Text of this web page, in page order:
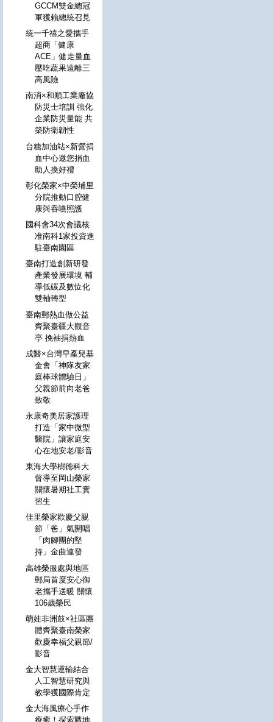
GCCM雙金總冠
軍獲賴總統召見
統一千禧之愛攜手
超商「健康
ACE」健走量血
壓吃蔬果遠離三
高風險
南消×和順工業廠協
防災士培訓 強化
企業防災量能 共
築防衛韌性
台糖加油站×新營捐
血中心邀您捐血
助人換好禮
彰化榮家×中榮埔里
分院推動口腔健
康與吞嚥照護
國科會34次會議核
准南科1家投資進
駐臺南園區
臺南打造創新研發
產業發展環境 輔
導低碳及數位化
雙軸轉型
臺南郵熱血做公益
齊聚臺疆大觀音
亭 挽袖捐熱血
成醫×台灣早產兒基
金會「神隊友家
庭棒球體驗日」
父親節前向老爸
致敬
永康奇美居家護理
打造「家中微型
醫院」讓家庭安
心在地安老/影音
東海大學樹德科大
督導至岡山榮家
關懷暑期社工實
習生
佳里榮家歡慶父親
節「爸」氣開唱
「肉腳團的堅
持」金曲連發
高雄榮服處與地區
郵局首度安心御
老攜手送暖 關懷
106歲榮民
萌娃非洲鼓×社區團
體齊聚臺南榮家
歡慶幸福父親節/
影音
金大智慧運輸結合
人工智慧研究與
教學獲國際肯定
金大海風療心手作
療癒！探索戰地